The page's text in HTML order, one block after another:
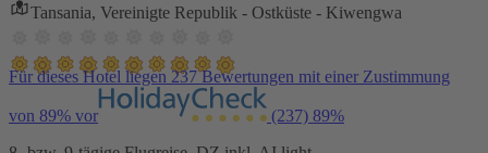
Tansania, Vereinigte Republik - Ostküste - Kiwengwa
Für dieses Hotel liegen 237 Bewertungen mit einer Zustimmung
von 89% vor (237) 89%